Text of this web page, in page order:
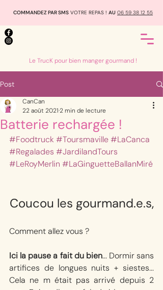
COMMANDEZ PAR SMS VOTRE REPAS ! AU 06 59 38 12 55
Le TrucK pour bien manger gourmand !
Post
Batterie rechargée !
CanCan
22 août 20212 min de lecture
#Foodtruck #Toursmaville#LaCanca
#Regalades #JardilandTours
#LeRoyMerlin #LaGinguetteBallanMiré
Coucou les gourmand.e.s,
Comment allez vous ?
Ici la pause a fait du bien... Dormir sans
artifices de longues nuits + siestes...
Cela ne m était pas arrivé depuis 2